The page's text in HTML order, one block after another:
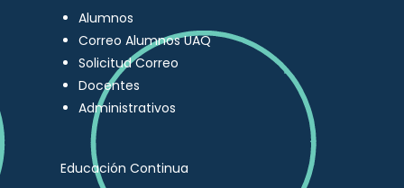
Alumnos
Correo Alumnos UAQ
Solicitud Correo
Docentes
Administrativos
Educación Continua